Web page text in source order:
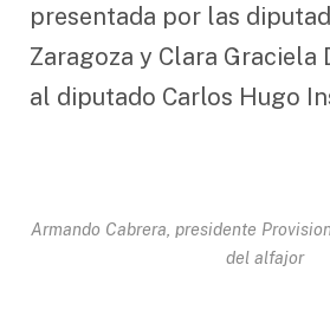
presentada por las
Zaragoza y Clara Graciela
al diputado Carlos Hugo
Armando Cabrera, presidente
del alfajor